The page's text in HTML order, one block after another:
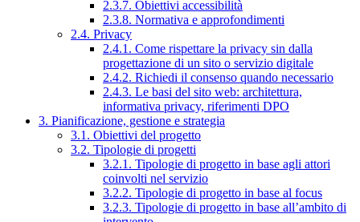
2.3.7. Obiettivi accessibilità
2.3.8. Normativa e approfondimenti
2.4. Privacy
2.4.1. Come rispettare la privacy sin dalla
progettazione di un sito o servizio digitale
2.4.2. Richiedi il consenso quando necessario
2.4.3. Le basi del sito web: architettura,
informativa privacy, riferimenti DPO
3. Pianificazione, gestione e strategia
3.1. Obiettivi del progetto
3.2. Tipologie di progetti
3.2.1. Tipologie di progetto in base agli attori
coinvolti nel servizio
3.2.2. Tipologie di progetto in base al focus
3.2.3. Tipologie di progetto in base all’ambito di